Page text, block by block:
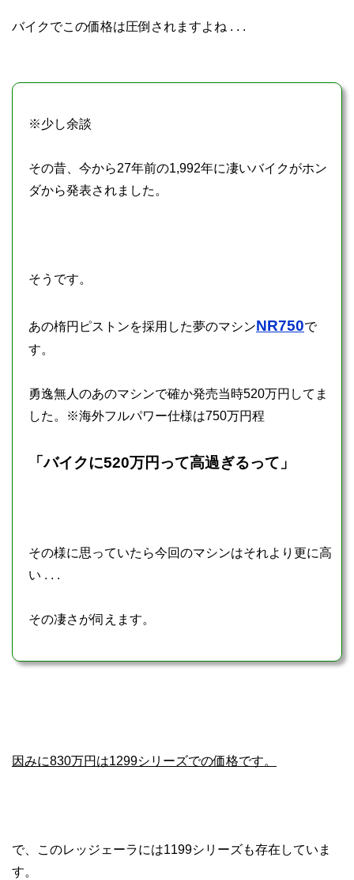
バイクでこの価格は圧倒されますよね . . .
※少し余談
その昔、今から27年前の1,992年に凄いバイクがホン
ダから発表されました。
そうです。
あの楕円ピストンを採用した夢のマシンNR750で
す。
勇逸無人のあのマシンで確か発売当時520万円してま
した。※海外フルパワー仕様は750万円程
「バイクに520万円って高過ぎるって」
その様に思っていたら今回のマシンはそれより更に高
い . . .
その凄さが伺えます。
因みに830万円は1299シリーズでの価格です。
で、このレッジェーラには1199シリーズも存在していま
す。